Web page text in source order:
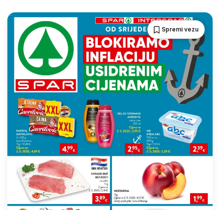
Spremi vezu